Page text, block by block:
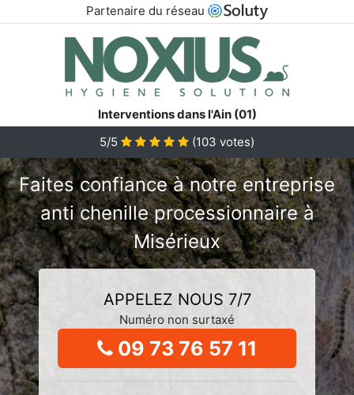
Partenaire du réseau
Interventions dans l'Ain (01)
5/5
(103 votes)
Faites confiance à notre entreprise
anti chenille processionnaire à
Misérieux
APPELEZ NOUS 7/7
Numéro non surtaxé
09 73 76 57 11